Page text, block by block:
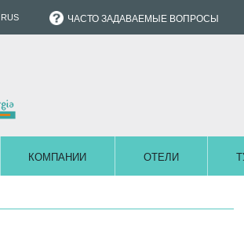
RUS ЧАСТО ЗАДАВАЕМЫЕ ВОПРОСЫ
КОМПАНИИ ОТЕЛИ